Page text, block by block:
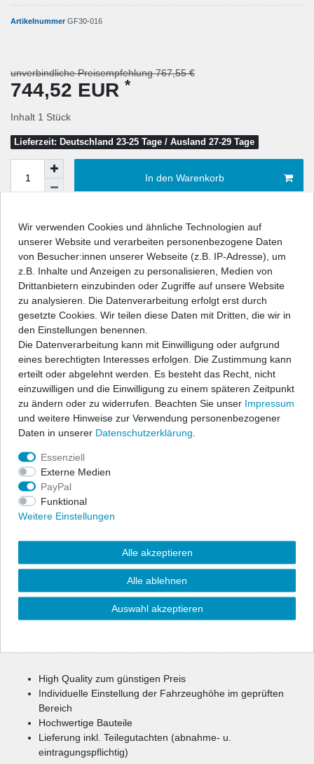
ArtikelnummerGF30-016
unverbindliche Preisempfehlung 767,55 €
744,52 EUR *
Inhalt 1 Stück
Lieferzeit: Deutschland 23-25 Tage / Ausland 27-29 Tage
In den Warenkorb
Wunschliste
Beschreibung
Technische Daten
Angaben Produktsicherheit
ap Gewindefahrwerke bieten dem sportlich ambitionierten Fahrer
die Möglichkeit, seine individuell gewünschte Tieferlegung
millimetergenau einzustellen. Das Fahrwerk bietet sportliches
Handling und optimales Fahrverhalten in Verbindung mit
maximaler Tieferlegung.
Durch die Verstellung eines Aluminium Federtellers haben Sie die
Möglichkeit, Ihre Fahrzeughöhe im geprüften Bereich individuell
festzulegen.
Die parallele Abstimmung aus Sportlichkeit, Komfort und
High Quality zum günstigen Preis
Individuelle Einstellung der Fahrzeughöhe im geprüften
Bereich
Hochwertige Bauteile
Lieferung inkl. Teilegutachten (abnahme- u.
eintragungspflichtig)
Wir verwenden Cookies und ähnliche Technologien auf
unserer Website und verarbeiten personenbezogene Daten
von Besucher:innen unserer Webseite (z.B. IP-Adresse), um
z.B. Inhalte und Anzeigen zu personalisieren, Medien von
Drittanbietern einzubinden oder Zugriffe auf unsere Website
zu analysieren. Die Datenverarbeitung erfolgt erst durch
gesetzte Cookies. Wir teilen diese Daten mit Dritten, die wir in
den Einstellungen benennen.
Die Datenverarbeitung kann mit Einwilligung oder aufgrund
eines berechtigten Interesses erfolgen. Die Zustimmung kann
erteilt oder abgelehnt werden. Es besteht das Recht, nicht
einzuwilligen und die Einwilligung zu einem späteren Zeitpunkt
zu ändern oder zu widerrufen. Beachten Sie unser Impressum
und weitere Hinweise zur Verwendung personenbezogener
Daten in unserer Daten­schutz­erklärung
Essenziell
Externe Medien
PayPal
Funktional
Weitere Einstellungen
Alle akzeptieren
Alle ablehnen
Auswahl akzeptieren